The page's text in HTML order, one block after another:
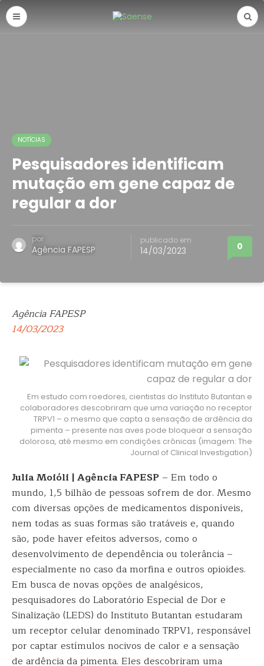
NOTÍCIAS
Pesquisadores identificam
mutação em gene capaz de
regular a dor
por
Agência FAPESP
publicado em
14/03/2023 0
Agência FAPESP
14/03/2023
Em estudo com roedores, cientistas do Instituto Butantan e
colaboradores descobriram que uma variação no receptor
TRPV1 – o mesmo que capta a sensação de ardência da
pimenta – presente nas aves pode bloquear a sensação
dolorosa, até mesmo em condições crônicas (imagem: The
Journal of Clinical Investigation)
Julia Moióli | Agência FAPESP – Em todo o
mundo, 1,5 bilhão de pessoas sofrem de dor. Mesmo
com diversas opções de medicamentos disponíveis,
nem todas as suas formas são tratáveis e, quando
são, pode haver efeitos adversos, como o
desenvolvimento de dependência ou tolerância –
especialmente no caso da morfina e outros opioides.
Em busca de novas opções de analgésicos,
pesquisadores do Laboratório Especial de Dor e
Sinalização (LEDS) do Instituto Butantan estudaram
um receptor celular denominado TRPV1, responsável
por captar estímulos nocivos de calor e a sensação
de ardência da pimenta. Eles descobriram uma